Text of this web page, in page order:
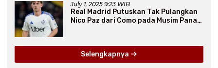
July 1, 2025 9:23 WIB
Real Madrid Putuskan Tak Pulangkan
Nico Paz dari Como pada Musim Panas
Selengkapnya